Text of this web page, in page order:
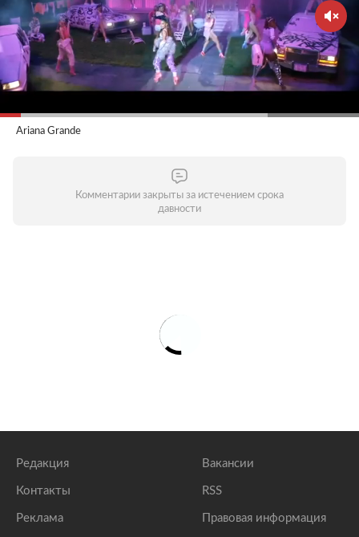
Ariana Grande
Комментарии закрыты за истечением срока
давности
Редакция
Контакты
Реклама
Вакансии
RSS
Правовая информация